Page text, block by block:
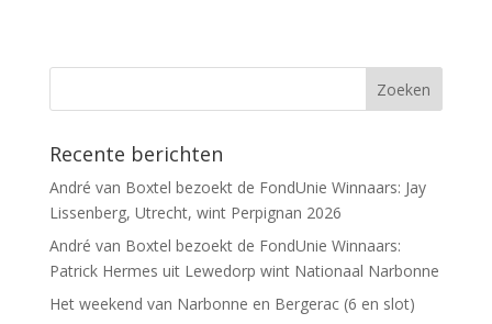
Recente berichten
André van Boxtel bezoekt de FondUnie Winnaars: Jay
Lissenberg, Utrecht, wint Perpignan 2026
André van Boxtel bezoekt de FondUnie Winnaars:
Patrick Hermes uit Lewedorp wint Nationaal Narbonne
Het weekend van Narbonne en Bergerac (6 en slot)